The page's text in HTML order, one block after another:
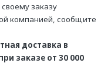
заказу
компанией, сообщите
доставка в
заказе от 30 000